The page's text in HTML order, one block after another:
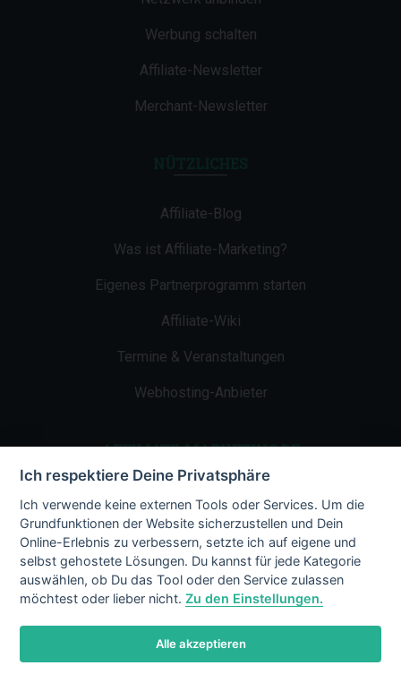
Werbung schalten
Affiliate-Newsletter
Merchant-Newsletter
Affiliate-Blog
Was ist Affiliate-Marketing?
Eigenes Partnerprogramm starten
Affiliate-Wiki
Termine & Veranstaltungen
Webhosting-Anbieter
AFFILIATE-MARKETING.DE
Impressum
Kontakt
Datenschutz
Ich respektiere Deine Privatsphäre
Ich verwende keine externen Tools oder Services. Um die
Grundfunktionen der Website sicherzustellen und Dein
Online-Erlebnis zu verbessern, setzte ich auf eigene und
selbst gehostete Lösungen. Du kannst für jede Kategorie
auswählen, ob Du das Tool oder den Service zulassen
möchtest oder lieber nicht.Zu den Einstellungen.
Alle akzeptieren